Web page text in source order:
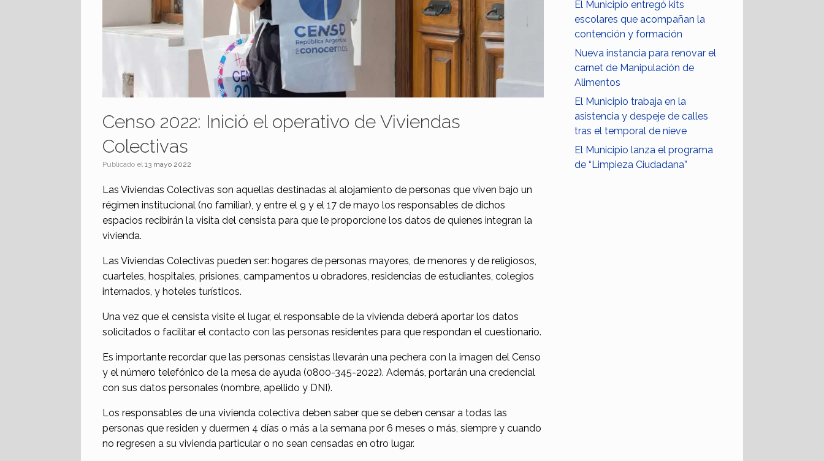
Censo 2022: Inició el operativo de Viviendas
Colectivas
Publicado el13 mayo 2022
Las Viviendas Colectivas son aquellas destinadas al alojamiento de personas que viven bajo un
régimen institucional (no familiar), y entre el 9 y el 17 de mayo los responsables de dichos
espacios recibirán la visita del censista para que le proporcione los datos de quienes integran la
vivienda.
Las Viviendas Colectivas pueden ser: hogares de personas mayores, de menores y de religiosos,
cuarteles, hospitales, prisiones, campamentos u obradores, residencias de estudiantes, colegios
internados, y hoteles turísticos.
Una vez que el censista visite el lugar, el responsable de la vivienda deberá aportar los datos
solicitados o facilitar el contacto con las personas residentes para que respondan el cuestionario.
Es importante recordar que las personas censistas llevarán una pechera con la imagen del Censo
y el número telefónico de la mesa de ayuda (0800-345-2022). Además, portarán una credencial
con sus datos personales (nombre, apellido y DNI).
Los responsables de una vivienda colectiva deben saber que se deben censar a todas las
personas que residen y duermen 4 días o más a la semana por 6 meses o más, siempre y cuando
no regresen a su vivienda particular o no sean censadas en otro lugar.
El Municipio entregó kits
escolares que acompañan la
contención y formación
Nueva instancia para renovar el
carnet de Manipulación de
Alimentos
El Municipio trabaja en la
asistencia y despeje de calles
tras el temporal de nieve
El Municipio lanza el programa
de “Limpieza Ciudadana”